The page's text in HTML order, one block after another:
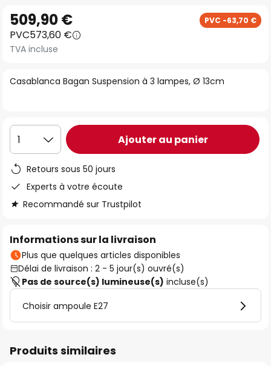
to
the
beginning
the
Casablanca Bagan Suspension à 3 lampes, Ø 13cm
509,90 € PVC -63,70 €
PVC573,60 €
TVA incluse
1 Ajouter au panier
Retours sous 50 jours
Experts à votre écoute
Recommandé sur Trustpilot
Informations sur la livraison
Plus que quelques articles disponibles
Délai de livraison : 2 - 5 jour(s) ouvré(s)
Pas de source(s) lumineuse(s) incluse(s)
Choisir ampoule E27
Produits similaires